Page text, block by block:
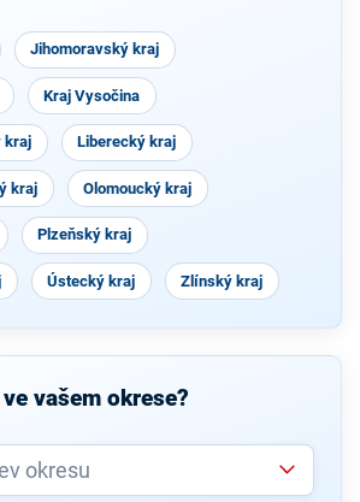
Jihomoravský kraj
Kraj Vysočina
kraj Liberecký kraj
kraj Olomoucký kraj
Plzeňský kraj
Ústecký kraj Zlínský kraj
vašem okrese?